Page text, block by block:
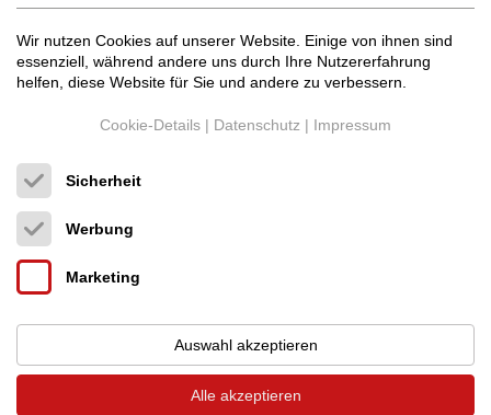
11.11.2023
Wir nutzen Cookies auf unserer Website. Einige von ihnen sind
essenziell, während andere uns durch Ihre Nutzererfahrung
helfen, diese Website für Sie und andere zu verbessern.
Cookie-Details | Datenschutz | Impressum
Sicherheit
Werbung
Marketing
Auswahl akzeptieren
Alle akzeptieren